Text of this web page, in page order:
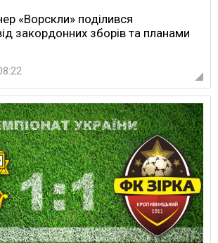
«Ворскли» поділився
закордонних зборів та планами